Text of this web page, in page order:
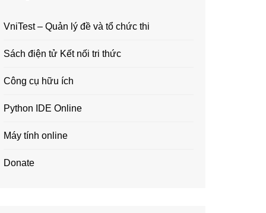
VniTest – Quản lý đề và tổ chức thi
Sách điện tử Kết nối tri thức
Công cụ hữu ích
Python IDE Online
Máy tính online
Donate